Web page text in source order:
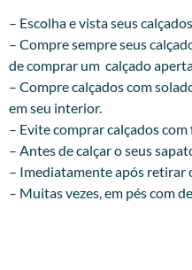
– Escolha e vista seus
– Compre sempre seus
de comprar um calçado
– Compre calçados com
em seu interior.
– Evite comprar calçados
– Antes de calçar o seus
– Imediatamente após
– Muitas vezes, em pés com